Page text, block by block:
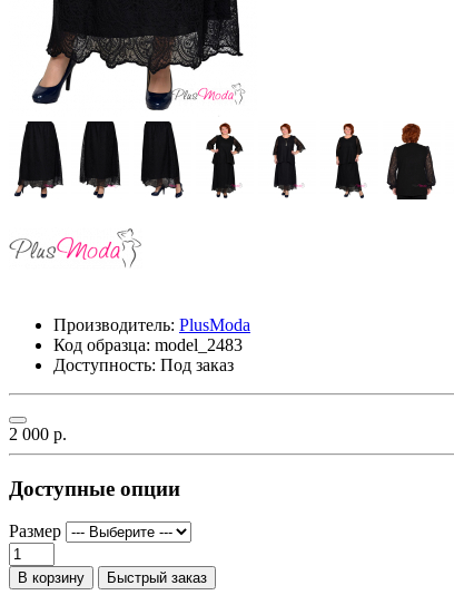
Производитель: PlusModa
Код образца: model_2483
Доступность: Под заказ
2 000 р.
Доступные опции
Размер
В корзину Быстрый заказ